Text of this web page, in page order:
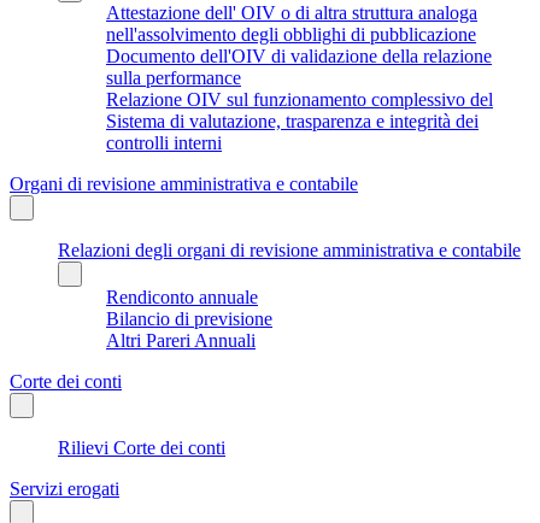
Attestazione dell' OIV o di altra struttura analoga
nell'assolvimento degli obblighi di pubblicazione
Documento dell'OIV di validazione della relazione
sulla performance
Relazione OIV sul funzionamento complessivo del
Sistema di valutazione, trasparenza e integrità dei
controlli interni
Organi di revisione amministrativa e contabile
Relazioni degli organi di revisione amministrativa e contabile
Rendiconto annuale
Bilancio di previsione
Altri Pareri Annuali
Corte dei conti
Rilievi Corte dei conti
Servizi erogati